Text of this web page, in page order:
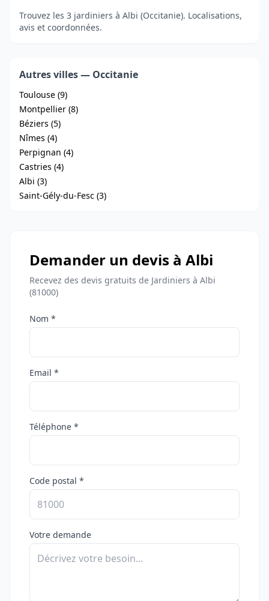
Trouvez les 3 jardiniers à Albi (Occitanie). Localisations,
avis et coordonnées.
Autres villes — Occitanie
Toulouse (9)
Montpellier (8)
Béziers (5)
Nîmes (4)
Perpignan (4)
Castries (4)
Albi (3)
Saint-Gély-du-Fesc (3)
Demander un devis à Albi
Recevez des devis gratuits de Jardiniers à Albi
(81000)
Nom *
Email *
Téléphone *
Code postal *
Votre demande